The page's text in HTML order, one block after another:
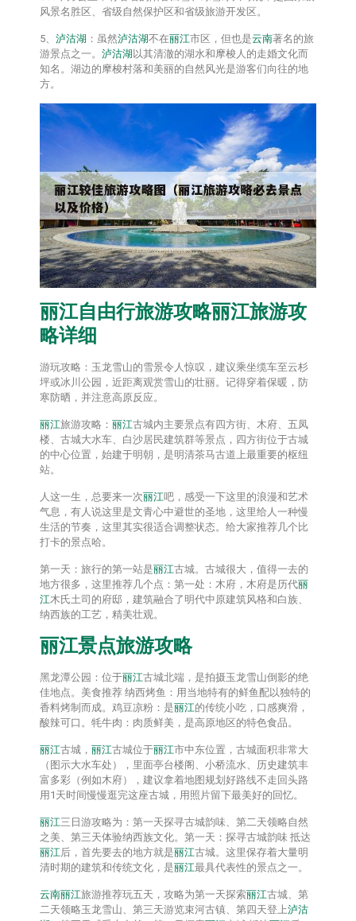
风景名胜区、省级自然保护区和省级旅游开发区。
5、 泸沽湖 ：虽然泸沽湖不在丽江市区，但也是云南著名的旅
游景点之一。 泸沽湖 以其清澈的湖水和摩梭人的走婚文化而
知名。湖边的摩梭村落和美丽的自然风光是游客们向往的地
方。
丽江自由行旅游攻略丽江旅游攻
略详细
游玩攻略：玉龙雪山的雪景令人惊叹，建议乘坐缆车至云杉
坪或冰川公园，近距离观赏雪山的壮丽。记得穿着保暖，防
寒防晒，并注意高原反应。
丽江旅游攻略： 丽江古城内主要景点有四方街、木府、五凤
楼、古城大水车、白沙居民建筑群等景点，四方街位于古城
的中心位置，始建于明朝，是明清茶马古道上最重要的枢纽
站。
人这一生，总要来一次丽江吧，感受一下这里的浪漫和艺术
气息，有人说这里是文青心中避世的圣地，这里给人一种慢
生活的节奏，这里其实很适合调整状态。给大家推荐几个比
打卡的景点哈。
第一天：旅行的第一站是丽江古城。古城很大，值得一去的
地方很多，这里推荐几个点：第一处：木府，木府是历代丽
江木氏土司的府邸，建筑融合了明代中原建筑风格和白族、
纳西族的工艺，精美壮观。
丽江景点旅游攻略
黑龙潭公园：位于丽江古城北端，是拍摄玉龙雪山倒影的绝
佳地点。美食推荐 纳西烤鱼：用当地特有的鲜鱼配以独特的
香料烤制而成。鸡豆凉粉：是丽江的传统小吃，口感爽滑，
酸辣可口。牦牛肉：肉质鲜美，是高原地区的特色食品。
丽江古城， 丽江古城位于丽江市中东位置，古城面积非常大
（图示大水车处），里面亭台楼阁、小桥流水、历史建筑丰
富多彩（例如木府），建议拿着地图规划好路线不走回头路
用1天时间慢慢逛完这座古城，用照片留下最美好的回忆。
丽江三日游攻略为：第一天探寻古城韵味、第二天领略自然
之美、第三天体验纳西族文化。第一天：探寻古城韵味 抵达
丽江后，首先要去的地方就是丽江古城。这里保存着大量明
清时期的建筑和传统文化，是丽江最具代表性的景点之一。
云南丽江旅游推荐玩五天，攻略为第一天探索丽江古城、第
二天领略玉龙雪山、第三天游览束河古镇、第四天登上泸沽